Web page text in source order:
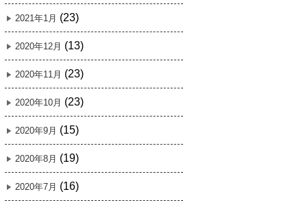
2021年1月 (23)
2020年12月 (13)
2020年11月 (23)
2020年10月 (23)
2020年9月 (15)
2020年8月 (19)
2020年7月 (16)